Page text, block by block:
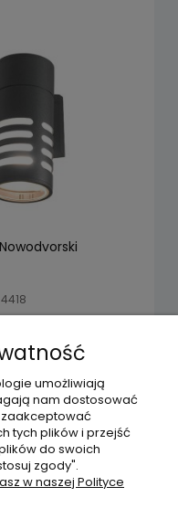
zł
umożliwiają
nam dostosować
zaakceptować
tych plików i przejść
do swoich
zgody".
w naszej Polityce